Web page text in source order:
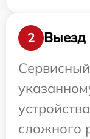
2
Выезд
сложного